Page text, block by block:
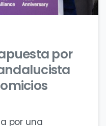
por
por una